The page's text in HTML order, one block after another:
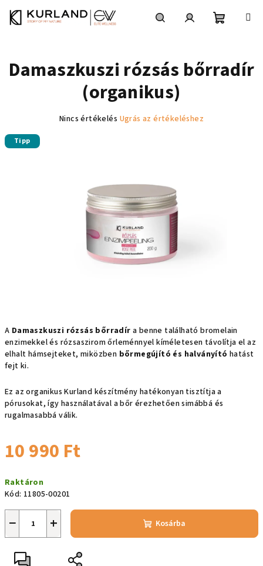
A Damaszkuszi rózsás bőrradír a benne található bromelain
enzimekkel és rózsaszirom őrleménnyel kíméletesen távolítja el az
elhalt hámsejteket, miközben bőrmegújító és halványító hatást
fejt ki.
Ez az organikus Kurland készítmény hatékonyan tisztítja a
pórusokat, így használatával a bőr érezhetően simábbá és
rugalmasabbá válik.
10 990 Ft
Raktáron
Kód: 11805-00201
+
− Kosárba
Damaszkuszi rózsás bőrradír
(organikus)
A
Nincs értékelés Ugrás az értékeléshez
Tipp